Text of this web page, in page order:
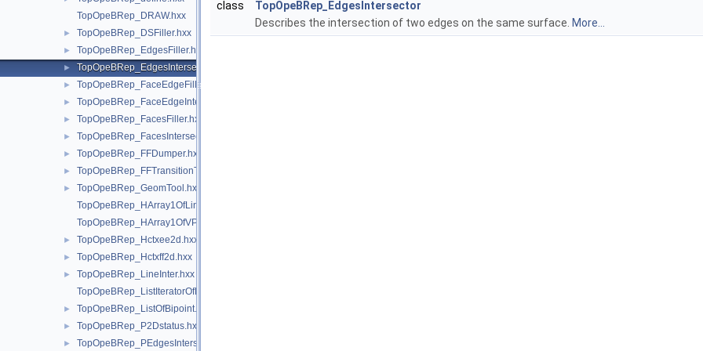
TopOpeBRep_DRAW.hxx
► TopOpeBRep_DSFiller.hxx
► TopOpeBRep_EdgesFiller.hxx
► TopOpeBRep_EdgesIntersector.hxx
► TopOpeBRep_FaceEdgeFiller.hxx
► TopOpeBRep_FaceEdgeIntersector.hxx
► TopOpeBRep_FacesFiller.hxx
► TopOpeBRep_FacesIntersector.hxx
► TopOpeBRep_FFDumper.hxx
► TopOpeBRep_FFTransitionTool.hxx
►
TopOpeBRep_GeomTool.hxx
TopOpeBRep_HArray1OfLineInter.hxx
TopOpeBRep_HArray1OfVPointInter.hxx
► TopOpeBRep_Hctxee2d.hxx
► TopOpeBRep_Hctxff2d.hxx
►
TopOpeBRep_LineInter.hxx
TopOpeBRep_ListIteratorOfListOfBipoint.hxx
► TopOpeBRep_ListOfBipoint.hxx
► TopOpeBRep_P2Dstatus.hxx
► TopOpeBRep_PEdgesIntersector.hxx
class
TopOpeBRep_EdgesIntersector
Describes the intersection of two edges on the same surface. More...